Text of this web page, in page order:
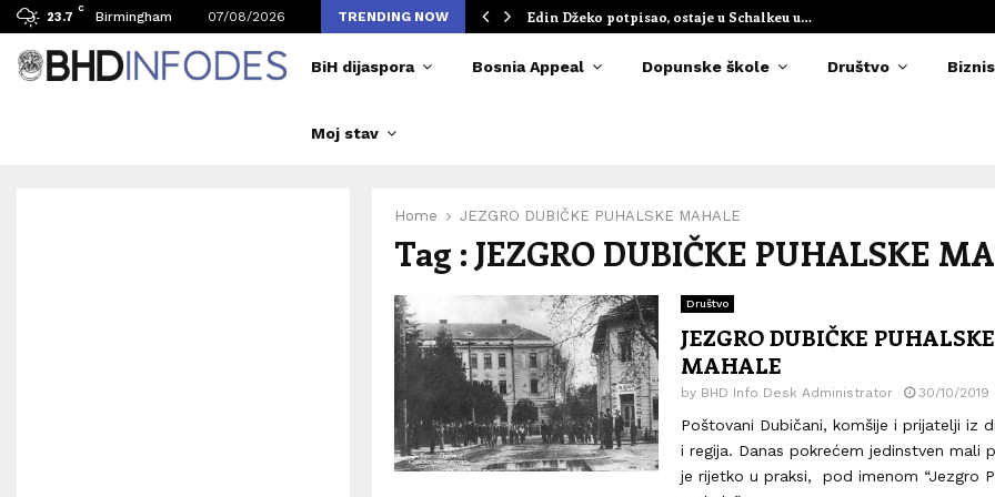
23.7
C
Birmingham 07/08/2026 TRENDING NOW
broj posjetilaca tokom Merlinovih koncerata Edin Džeko potpisao, ostaje u Schalkeu u…
BiH dijaspora Bosnia Appeal Dopunske škole Društvo Biznis
Moj stav
Home JEZGRO DUBIČKE PUHALSKE MAHALE
Tag : JEZGRO DUBIČKE PUHALSKE
Društvo
JEZGRO DUBIČKE PUHALSKE
MAHALE
by BHD Info Desk Administrator 30/10/2019
Poštovani Dubičani, komšije i prijatelji iz
i regija. Danas pokrećem jedinstven mali
je rijetko u praksi, pod imenom “Jezgro